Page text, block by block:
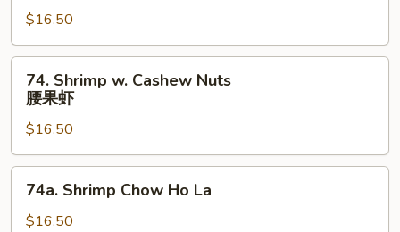
Almond
Ding
杏
$16.50
Shrimp
Cashew
Nuts
腰
74. Shrimp w. Cashew Nuts
腰果虾
$16.50
Shrimp
Chow
74a. Shrimp Chow Ho La
$16.50